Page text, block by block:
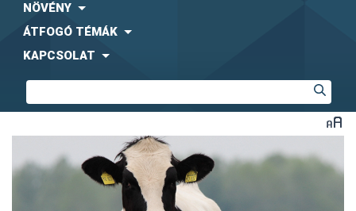
NÖVÉNY
ÁTFOGÓ TÉMÁK
KAPCSOLAT